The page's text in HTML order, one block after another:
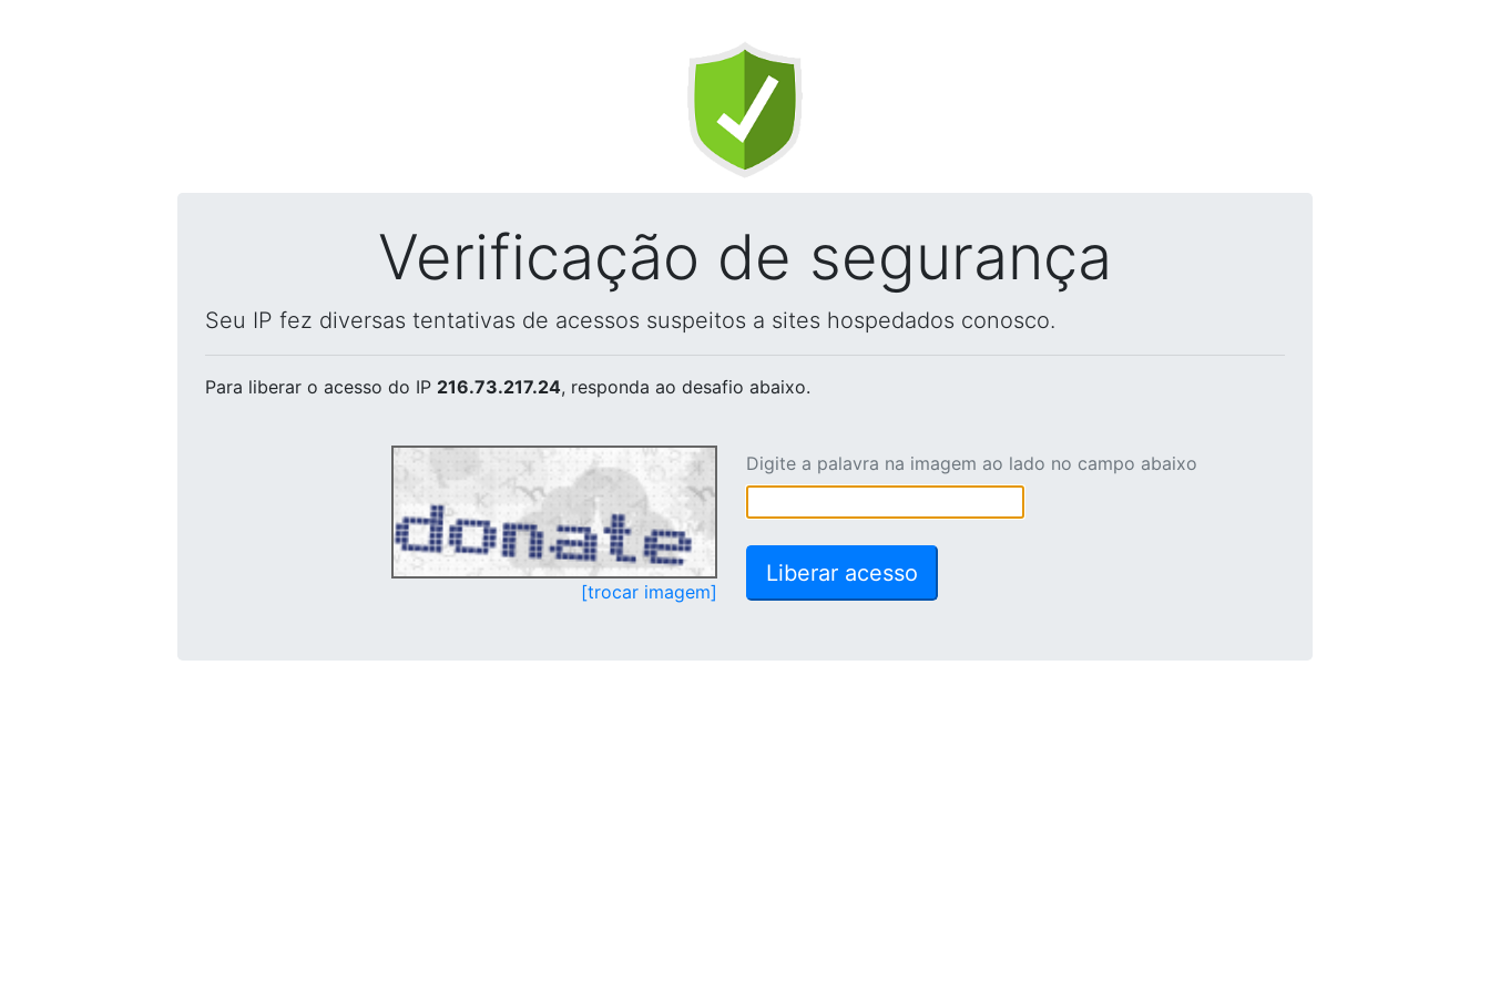
Verificação de segurança
Seu IP fez diversas tentativas de acessos suspeitos a sites hospedados conosco.
Para liberar o acesso do IP 216.73.217.24, responda ao desafio abaixo.
[trocar imagem]
Digite a palavra na imagem ao lado no campo abaixo